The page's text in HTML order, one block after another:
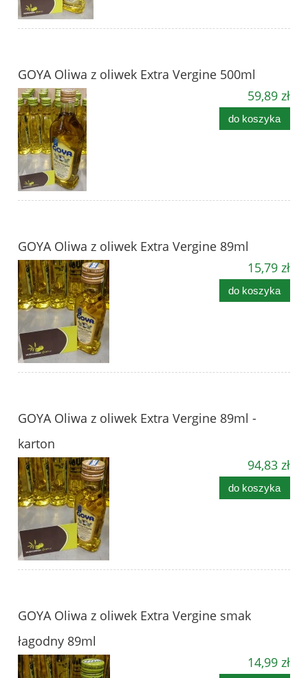
GOYA Oliwa z oliwek Extra Vergine 500ml
59,89 zł
do koszyka
GOYA Oliwa z oliwek Extra Vergine 89ml
15,79 zł
do koszyka
GOYA Oliwa z oliwek Extra Vergine 89ml -
karton
94,83 zł
do koszyka
GOYA Oliwa z oliwek Extra Vergine smak
łagodny 89ml
14,99 zł